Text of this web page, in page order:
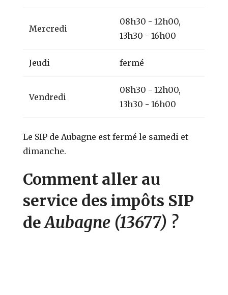
Mercredi
08h30 - 12h00,
13h30 - 16h00
Jeudi fermé
Vendredi
08h30 - 12h00,
13h30 - 16h00
Le SIP de Aubagne est fermé le samedi et
dimanche.
Comment aller au
service des impôts SIP
deAubagne (13677) ?